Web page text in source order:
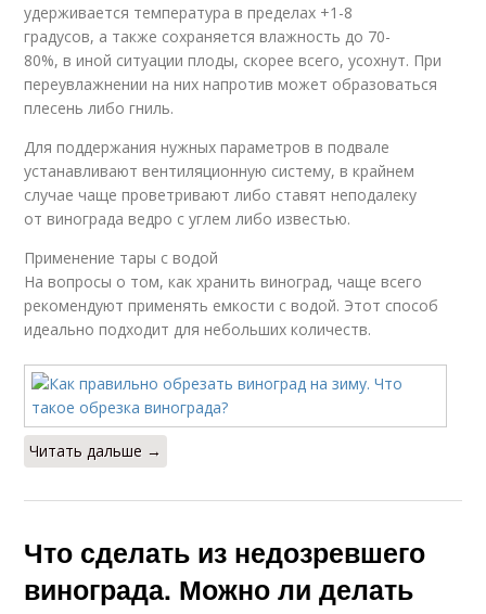
удерживается температура в пределах +1-8
градусов, а также сохраняется влажность до 70-
80%, в иной ситуации плоды, скорее всего, усохнут. При
переувлажнении на них напротив может образоваться
плесень либо гниль.
Для поддержания нужных параметров в подвале
устанавливают вентиляционную систему, в крайнем
случае чаще проветривают либо ставят неподалеку
от винограда ведро с углем либо известью.
Применение тары с водой
На вопросы о том, как хранить виноград, чаще всего
рекомендуют применять емкости с водой. Этот способ
идеально подходит для небольших количеств.
Читать дальше →
Что сделать из недозревшего
винограда. Можно ли делать